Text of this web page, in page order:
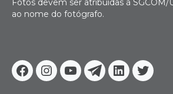
Facebook
Instagram
YoutubeTelegram
Linkedin
ao nome do fotógrafo.